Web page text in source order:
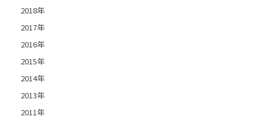
2018年
2017年
2016年
2015年
2014年
2013年
2011年